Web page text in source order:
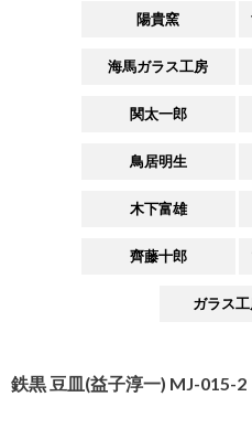
陽貴窯
海馬ガラス工房
関太一郎
鳥居明生
木下富雄
齊藤十郎
ガラス
鉄黒 豆皿(益子淳一) MJ-015-2